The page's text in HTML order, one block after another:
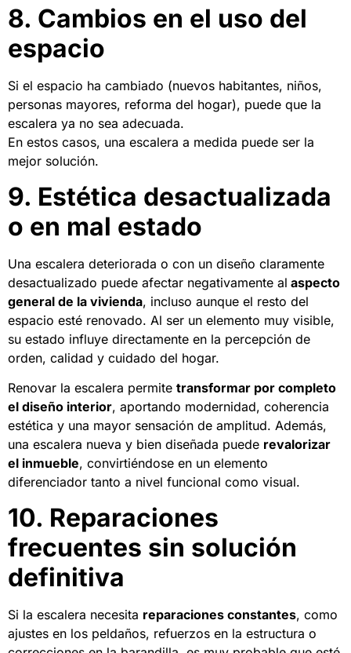
8. Cambios en el uso del
espacio
Si el espacio ha cambiado (nuevos habitantes, niños,
personas mayores, reforma del hogar), puede que la
escalera ya no sea adecuada.
En estos casos, una escalera a medida puede ser la
mejor solución.
9. Estética desactualizada
o en mal estado
Una escalera deteriorada o con un diseño claramente
desactualizado puede afectar negativamente al aspecto
general de la vivienda, incluso aunque el resto del
espacio esté renovado. Al ser un elemento muy visible,
su estado influye directamente en la percepción de
orden, calidad y cuidado del hogar.
Renovar la escalera permite transformar por completo
el diseño interior, aportando modernidad, coherencia
estética y una mayor sensación de amplitud. Además,
una escalera nueva y bien diseñada puede revalorizar
el inmueble, convirtiéndose en un elemento
diferenciador tanto a nivel funcional como visual.
10. Reparaciones
frecuentes sin solución
definitiva
Si la escalera necesita reparaciones constantes, como
ajustes en los peldaños, refuerzos en la estructura o